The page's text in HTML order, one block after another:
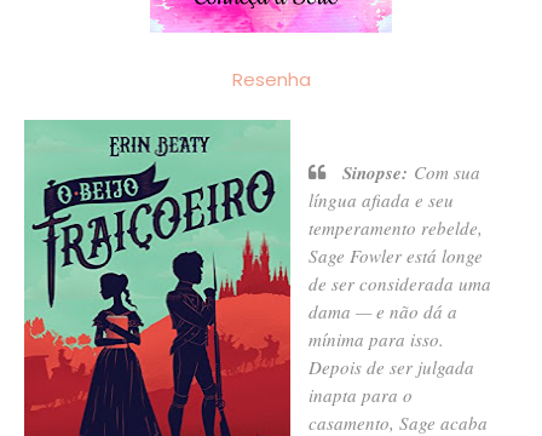
Resenha
Sinopse: Com sua
língua afiada e seu
temperamento rebelde,
Sage Fowler está longe
de ser considerada uma
dama — e não dá a
mínima para isso.
Depois de ser julgada
inapta para o
casamento, Sage acaba